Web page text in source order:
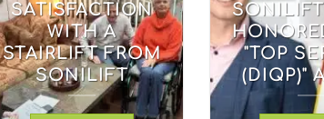
SATISFACTION
WITH A
STAIRLIFT FROM
SONILIFT
"TOP
(DIQP)"